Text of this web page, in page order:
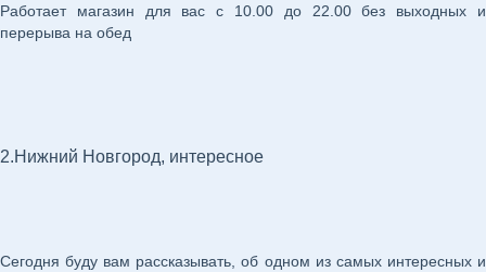
Работает магазин для вас с 10.00 до 22.00 без выходных и
перерыва на обед
2.Нижний Новгород, интересное
Сегодня буду вам рассказывать, об одном из самых интересных и